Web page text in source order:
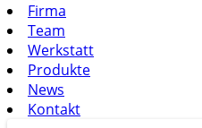
Firma
Team
Werkstatt
Produkte
News
Kontakt